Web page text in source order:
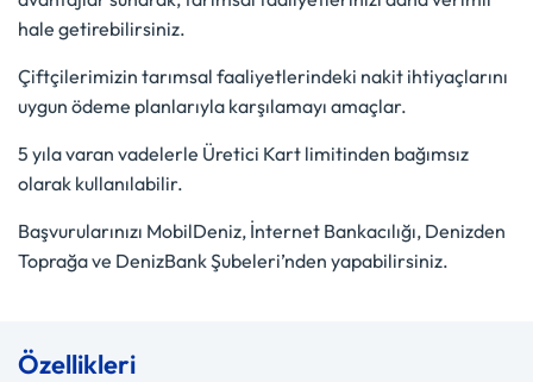
hale getirebilirsiniz.
Çiftçilerimizin tarımsal faaliyetlerindeki nakit ihtiyaçlarını
uygun ödeme planlarıyla karşılamayı amaçlar.
5 yıla varan vadelerle Üretici Kart limitinden bağımsız
olarak kullanılabilir.
Başvurularınızı MobilDeniz, İnternet Bankacılığı, Denizden
Toprağa ve DenizBank Şubeleri’nden yapabilirsiniz.
Özellikleri